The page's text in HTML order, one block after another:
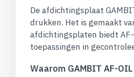
De afdichtingsplaat
drukken. Het is gemaakt
afdichtingsplaten biedt
toepassingen in
Waarom GAMBIT AF-